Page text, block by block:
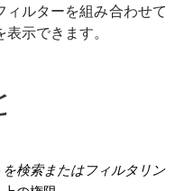
ルターを組み合わせて
示できます。
検索またはフィルタリン